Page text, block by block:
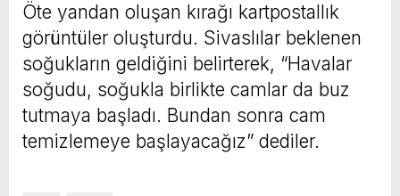
Öte yandan oluşan kırağı kartpostallık
görüntüler oluşturdu. Sivaslılar beklenen
soğukların geldiğini belirterek, “Havalar
soğudu, soğukla birlikte camlar da buz
tutmaya başladı. Bundan sonra cam
temizlemeye başlayacağız” dediler.